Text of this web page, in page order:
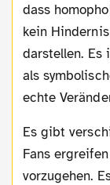
dass
kein
darstellen. Es
als
echte
Es gibt verschiedene Massnahmen, die Vereine und
Fans
vorzugehen.